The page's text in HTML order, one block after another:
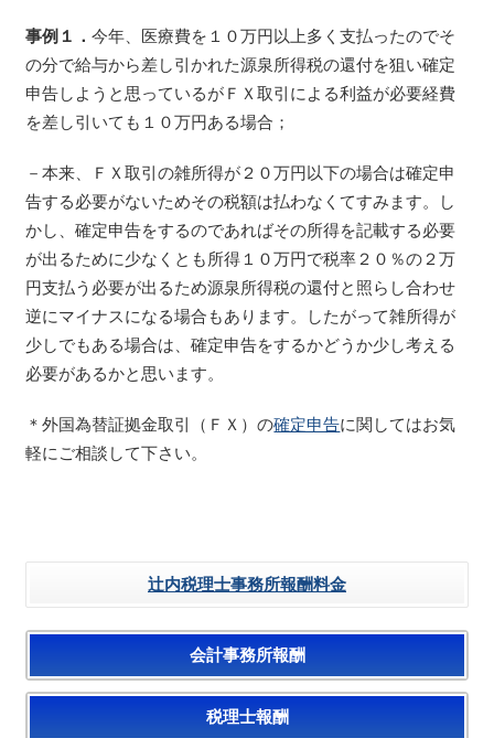
事例１．今年、医療費を１０万円以上多く支払ったのでそ
の分で給与から差し引かれた源泉所得税の還付を狙い確定
申告しようと思っているがＦＸ取引による利益が必要経費
を差し引いても１０万円ある場合；
－本来、ＦＸ取引の雑所得が２０万円以下の場合は確定申
告する必要がないためその税額は払わなくてすみます。し
かし、確定申告をするのであればその所得を記載する必要
が出るために少なくとも所得１０万円で税率２０％の２万
円支払う必要が出るため源泉所得税の還付と照らし合わせ
逆にマイナスになる場合もあります。したがって雑所得が
少しでもある場合は、確定申告をするかどうか少し考える
必要があるかと思います。
＊外国為替証拠金取引（ＦＸ）の確定申告に関してはお気
軽にご相談して下さい。
辻内税理士事務所報酬料金
会計事務所報酬
税理士報酬